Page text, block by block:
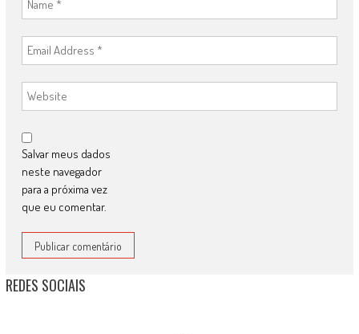
Salvar meus dados
neste navegador
para a próxima vez
que eu comentar.
REDES SOCIAIS